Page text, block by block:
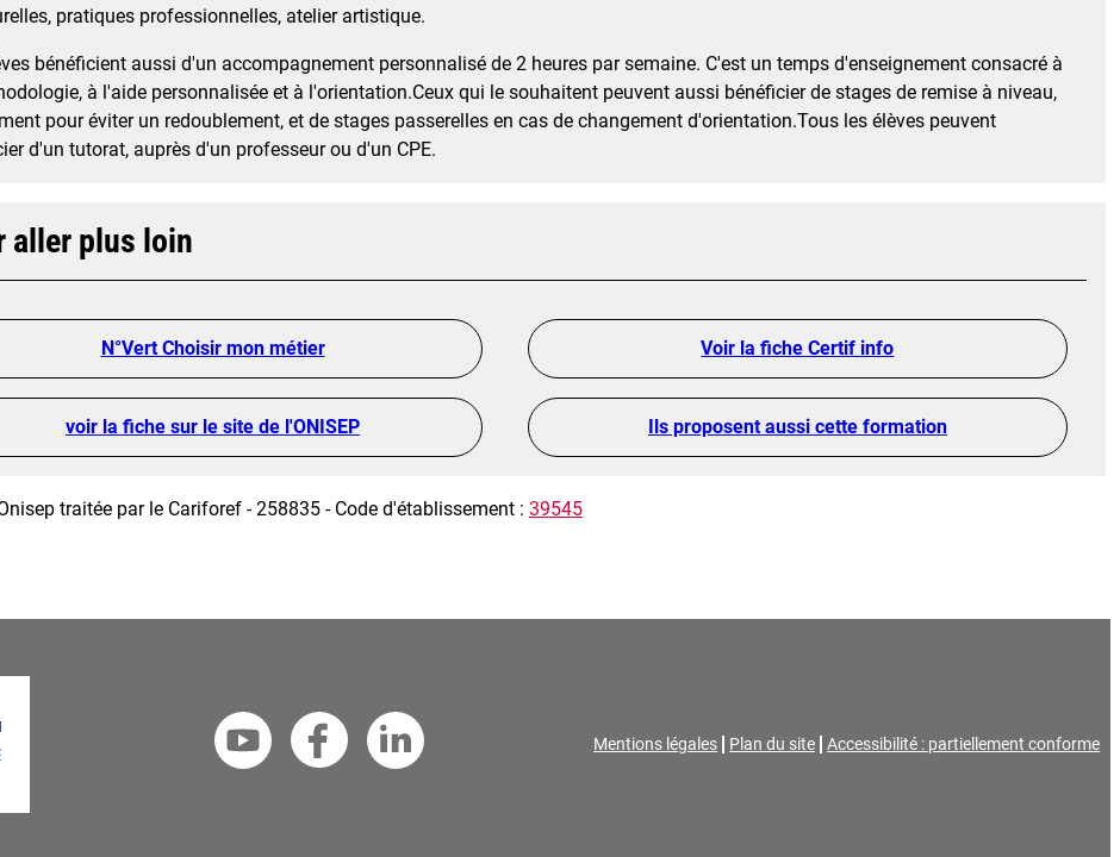
pratiques professionnelles, atelier artistique.
bénéficient aussi d'un accompagnement personnalisé de 2 heures par semaine. C'est un temps d'enseignement consacré à
à l'aide personnalisée et à l'orientation.Ceux qui le souhaitent peuvent aussi bénéficier de stages de remise à niveau,
pour éviter un redoublement, et de stages passerelles en cas de changement d'orientation.Tous les élèves peuvent
d'un tutorat, auprès d'un professeur ou d'un CPE.
aller plus loin
N°Vert Choisir mon métier Voir la fiche Certif info
voir la fiche sur le site de l'ONISEP Ils proposent aussi cette formation
traitée par le Cariforef - 258835 - Code d'établissement : 39545
Mentions légales Plan du site Accessibilité : partiellement conforme